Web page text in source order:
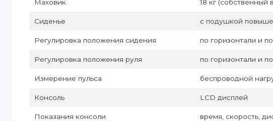
Маховик 18 кг (собственный
Сиденье с подушкой
Регулировка положения сидения по горизонтали и
Регулировка положения руля по горизонтали и
Измерение пульса беспроводной
Консоль LCD дисплей
Показания консоли время, скорость,